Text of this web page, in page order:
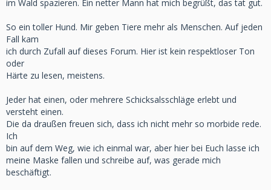
im Wald spazieren. Ein netter Mann hat mich begrüßt, das tat gut.
So ein toller Hund. Mir geben Tiere mehr als Menschen. Auf jeden
Fall kam
ich durch Zufall auf dieses Forum. Hier ist kein respektloser Ton
oder
Härte zu lesen, meistens.
Jeder hat einen, oder mehrere Schicksalsschläge erlebt und
versteht einen.
Die da draußen freuen sich, dass ich nicht mehr so morbide rede.
Ich
bin auf dem Weg, wie ich einmal war, aber hier bei Euch lasse ich
meine Maske fallen und schreibe auf, was gerade mich
beschäftigt.